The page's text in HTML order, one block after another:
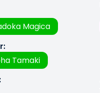
Magica
Tamaki